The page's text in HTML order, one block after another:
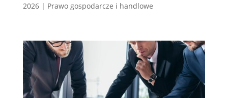
2026| Prawo gospodarcze i handlowe